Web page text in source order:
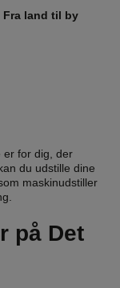
Fra land til by
er for dig, der
du udstille dine
maskinudstiller
på Det